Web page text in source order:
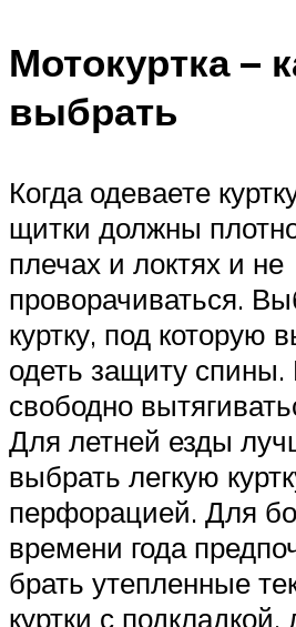
Мотокуртка –
выбрать
Когда одеваете
щитки должны
плечах и локтях и не
проворачиваться.
куртку, под которую
одеть защиту
свободно
Для летней езды
выбрать легкую
перфорацией. Для
времени года
брать утепленные
куртки с